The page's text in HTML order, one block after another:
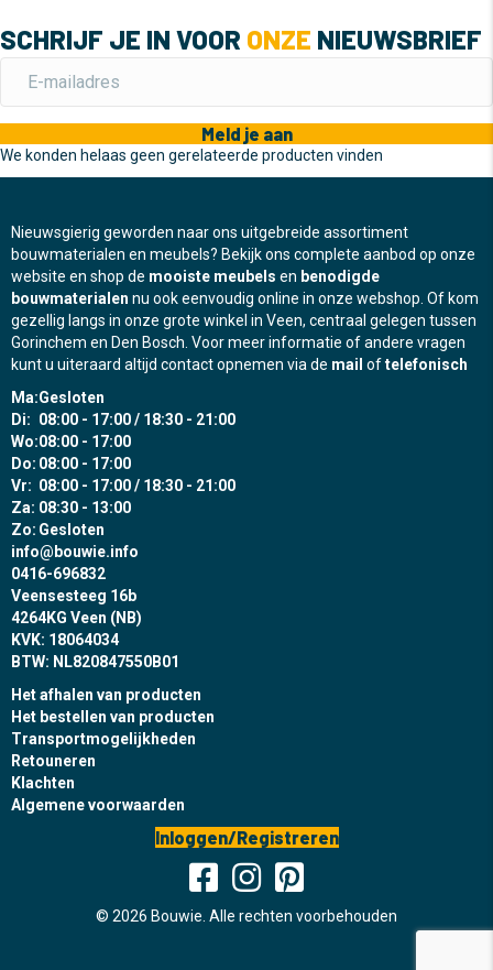
SCHRIJF JE IN VOOR ONZE NIEUWSBRIEF
Meld je aan
We konden helaas geen gerelateerde producten vinden
Nieuwsgierig geworden naar ons uitgebreide assortiment
bouwmaterialen en meubels? Bekijk ons complete aanbod op onze
website en shop de mooiste meubels en benodigde
bouwmaterialen nu ook eenvoudig online in onze webshop. Of kom
gezellig langs in onze grote winkel in Veen, centraal gelegen tussen
Gorinchem en Den Bosch. Voor meer informatie of andere vragen
kunt u uiteraard altijd contact opnemen via de mail oftelefonisch
Ma:Gesloten
Di: 08:00 - 17:00 / 18:30 - 21:00
Wo:08:00 - 17:00
Do: 08:00 - 17:00
Vr: 08:00 - 17:00 / 18:30 - 21:00
Za: 08:30 - 13:00
Zo: Gesloten
info@bouwie.info
0416-696832
Veensesteeg 16b
4264KG Veen (NB)
KVK: 18064034
BTW: NL820847550B01
Het afhalen van producten
Het bestellen van producten
Transportmogelijkheden
Retouneren
Klachten
Algemene voorwaarden
Inloggen/Registreren
© 2026 Bouwie. Alle rechten voorbehouden